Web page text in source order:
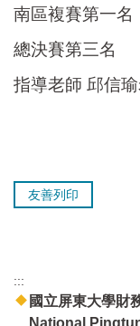
南區複賽第一名
總決賽第三名
指導老師 邱信
友善列印
:::
國立屏東大學財
National